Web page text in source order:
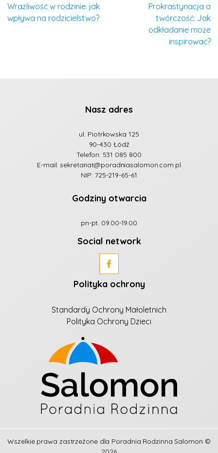
Wrażliwość w rodzinie: jak
wpływa na rodzicielstwo?
Prokrastynacja a
twórczość: Jak
odkładanie może
inspirować?
Nasz adres
ul. Piotrkowska 125
90-430 Łódź
Telefon: 531 085 800
E-mail:sekretariat@poradniasalomon.com.pl
NIP: 725-219-65-61
Godziny otwarcia
pn-pt. 09.00-19.00
Social network
Polityka ochrony
Standardy Ochrony Małoletnich
Polityka Ochrony Dzieci
Wszelkie prawa zastrzeżone dla Poradnia Rodzinna Salomon ©